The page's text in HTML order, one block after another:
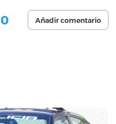
0 Añadir comentario